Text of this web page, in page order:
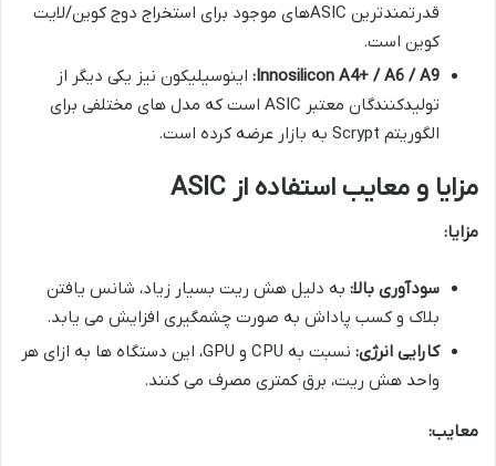
قدرتمندترین ASICهای موجود برای استخراج دوج کوین/لایت
کوین است.
Innosilicon A4+ / A6 / A9: اینوسیلیکون نیز یکی دیگر از
تولیدکنندگان معتبر ASIC است که مدل های مختلفی برای
الگوریتم Scrypt به بازار عرضه کرده است.
مزایا و معایب استفاده از ASIC
مزایا:
سودآوری بالا: به دلیل هش ریت بسیار زیاد، شانس یافتن
بلاک و کسب پاداش به صورت چشمگیری افزایش می یابد.
کارایی انرژی:
نسبت به CPU و GPU، این دستگاه ها به ازای هر
واحد هش ریت، برق کمتری مصرف می کنند.
معایب: